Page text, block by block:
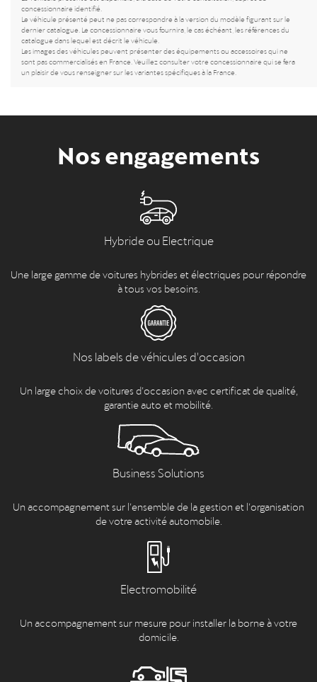
concessionnaire identifié.
Le véhicule présenté peut ne pas correspondre à la version du modèle figurant sur le
dernier catalogue. Le concessionnaire vous fournira, le cas échéant, les références du
catalogue dans lequel est décrit le véhicule.
Les images des véhicules peuvent présenter des équipements ou accessoires qui ne
sont pas commercialisés en France. Veuillez consulter votre concessionnaire qui se fera
un plaisir de vous renseigner sur les variantes spécifiques à la France.
Nos engagements
Hybride ou Electrique
Une large gamme de voitures hybrides et électriques pour répondre
à tous vos besoins.
Nos labels de véhicules d'occasion
Un large choix de voitures d’occasion avec certificat de qualité,
garantie auto et mobilité.
Business Solutions
Un accompagnement sur l’ensemble de la gestion et l’organisation
de votre activité automobile.
Electromobilité
Un accompagnement sur mesure pour installer la borne à votre
domicile.